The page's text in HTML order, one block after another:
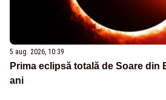
5 aug. 2026, 10:39
Prima eclipsă totală de Soare din
ani